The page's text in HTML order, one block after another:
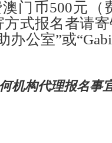
门币500元（
方式报名者请
办公室”或“
机构代理报名事